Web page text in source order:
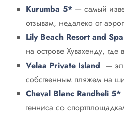
Kurumba 5* — самый
отзывам, недалеко от
Lily Beach Resort and
на острове Хувахенду, где
Velaa Private Island —
собственным пляжем на
Cheval Blanc Randheli 5*
тенниса со